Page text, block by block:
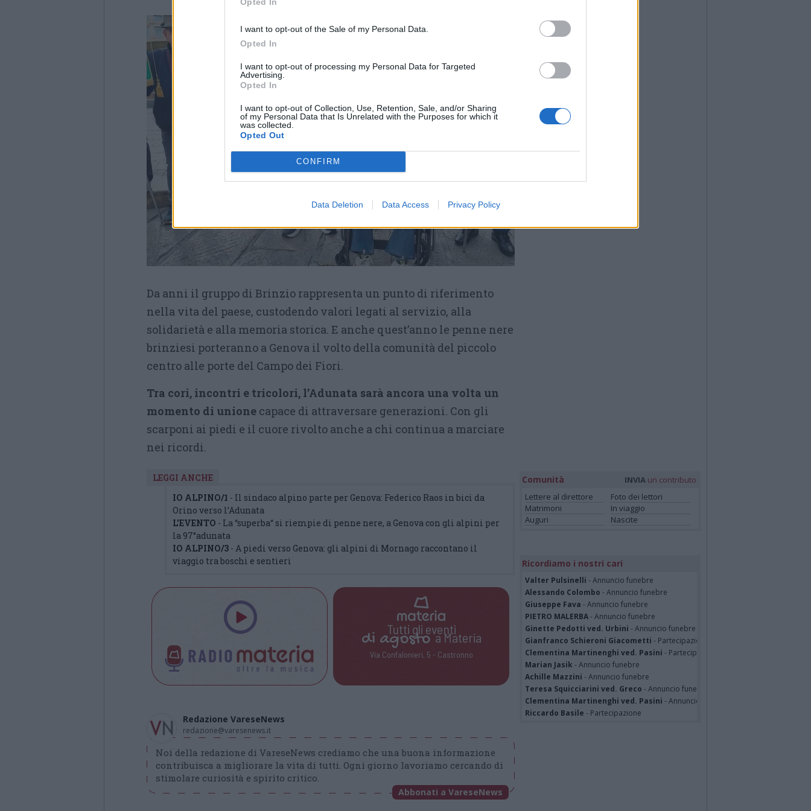
I want to opt-out of the Sale of my Personal Data.
Opted In
I want to opt-out of processing my Personal Data for Targeted
Advertising.
Opted In
I want to opt-out of Collection, Use, Retention, Sale, and/or Sharing
of my Personal Data that Is Unrelated with the Purposes for which it
was collected.
Opted Out
CONFIRM
Data Deletion Data Access Privacy Policy
Da anni il gruppo di Brinzio rappresenta un punto di riferimento
nella vita del paese, custodendo valori legati al servizio, alla
solidarietà e alla memoria storica. E anche quest’anno le penne nere
brinziesi porteranno a Genova il volto della comunità del piccolo
centro alle porte del Campo dei Fiori.
Tra cori, incontri e tricolori, l’Adunata sarà ancora una volta un
momento di unione capace di attraversare generazioni. Con gli
scarponi ai piedi e il cuore rivolto anche a chi continua a marciare
nei ricordi.
LEGGI ANCHE
IO ALPINO/1 - Il sindaco alpino parte per Genova: Federico Raos in bici da
Orino verso l’Adunata
L'EVENTO - La “superba“ si riempie di penne nere, a Genova con gli alpini per
la 97°adunata
IO ALPINO/3 - A piedi verso Genova: gli alpini di Mornago raccontano il
viaggio tra boschi e sentieri
Tutti gli eventi
di agostoa Materia
Via Confalonieri, 5 - Castronno
Redazione VareseNews
redazione@varesenews.it
Noi della redazione di VareseNews crediamo che una buona informazione
contribuisca a migliorare la vita di tutti. Ogni giorno lavoriamo cercando di
stimolare curiosità e spirito critico.
Abbonati a VareseNews
Comunità INVIA un contributo
Lettere al direttore
Foto dei lettori
Matrimoni
In viaggio
Auguri
Nascite
Ricordiamo i nostri cari
Valter Pulsinelli - Annuncio funebre
Alessando Colombo - Annuncio funebre
Giuseppe Fava - Annuncio funebre
PIETRO MALERBA- Annuncio funebre
Ginette Pedotti ved. Urbini - Annuncio funebre
Gianfranco Schieroni Giacometti - Partecipazione
Clementina Martinenghi ved. Pasini - Partecipazione
Marian Jasik - Annuncio funebre
Achille Mazzini - Annuncio funebre
Teresa Squicciarini ved. Greco - Annuncio funebre
Clementina Martinenghi ved. Pasini - Annuncio funebre
Riccardo Basile - Partecipazione